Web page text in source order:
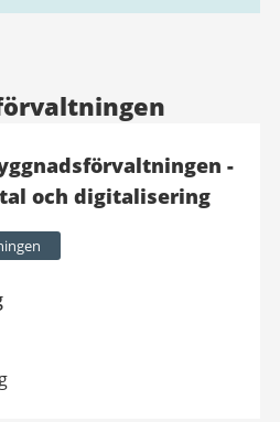
-
och digitalisering